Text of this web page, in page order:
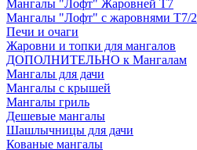
Мангалы "Лофт" Жаровней Т7
Мангалы "Лофт" с жаровнями Т7/2
Печи и очаги
Жаровни и топки для мангалов
ДОПОЛНИТЕЛЬНО к Мангалам
Мангалы для дачи
Мангалы с крышей
Мангалы гриль
Дешевые мангалы
Шашлычницы для дачи
Кованые мангалы